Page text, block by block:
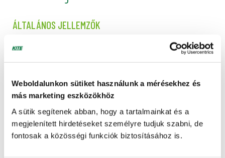
Weboldalunkon sütiket használunk a mérésekhez és
más marketing eszközökhöz
A sütik segítenek abban, hogy a tartalmainkat és a
megjelenített hirdetéseket személyre tudjuk szabni, de
fontosak a közösségi funkciók biztosításához is.
ÁLTALÁNOS JELLEMZŐK
Javasolt tőszám
Minőségi kategória
Knipp-fa, 7+;5+;3+